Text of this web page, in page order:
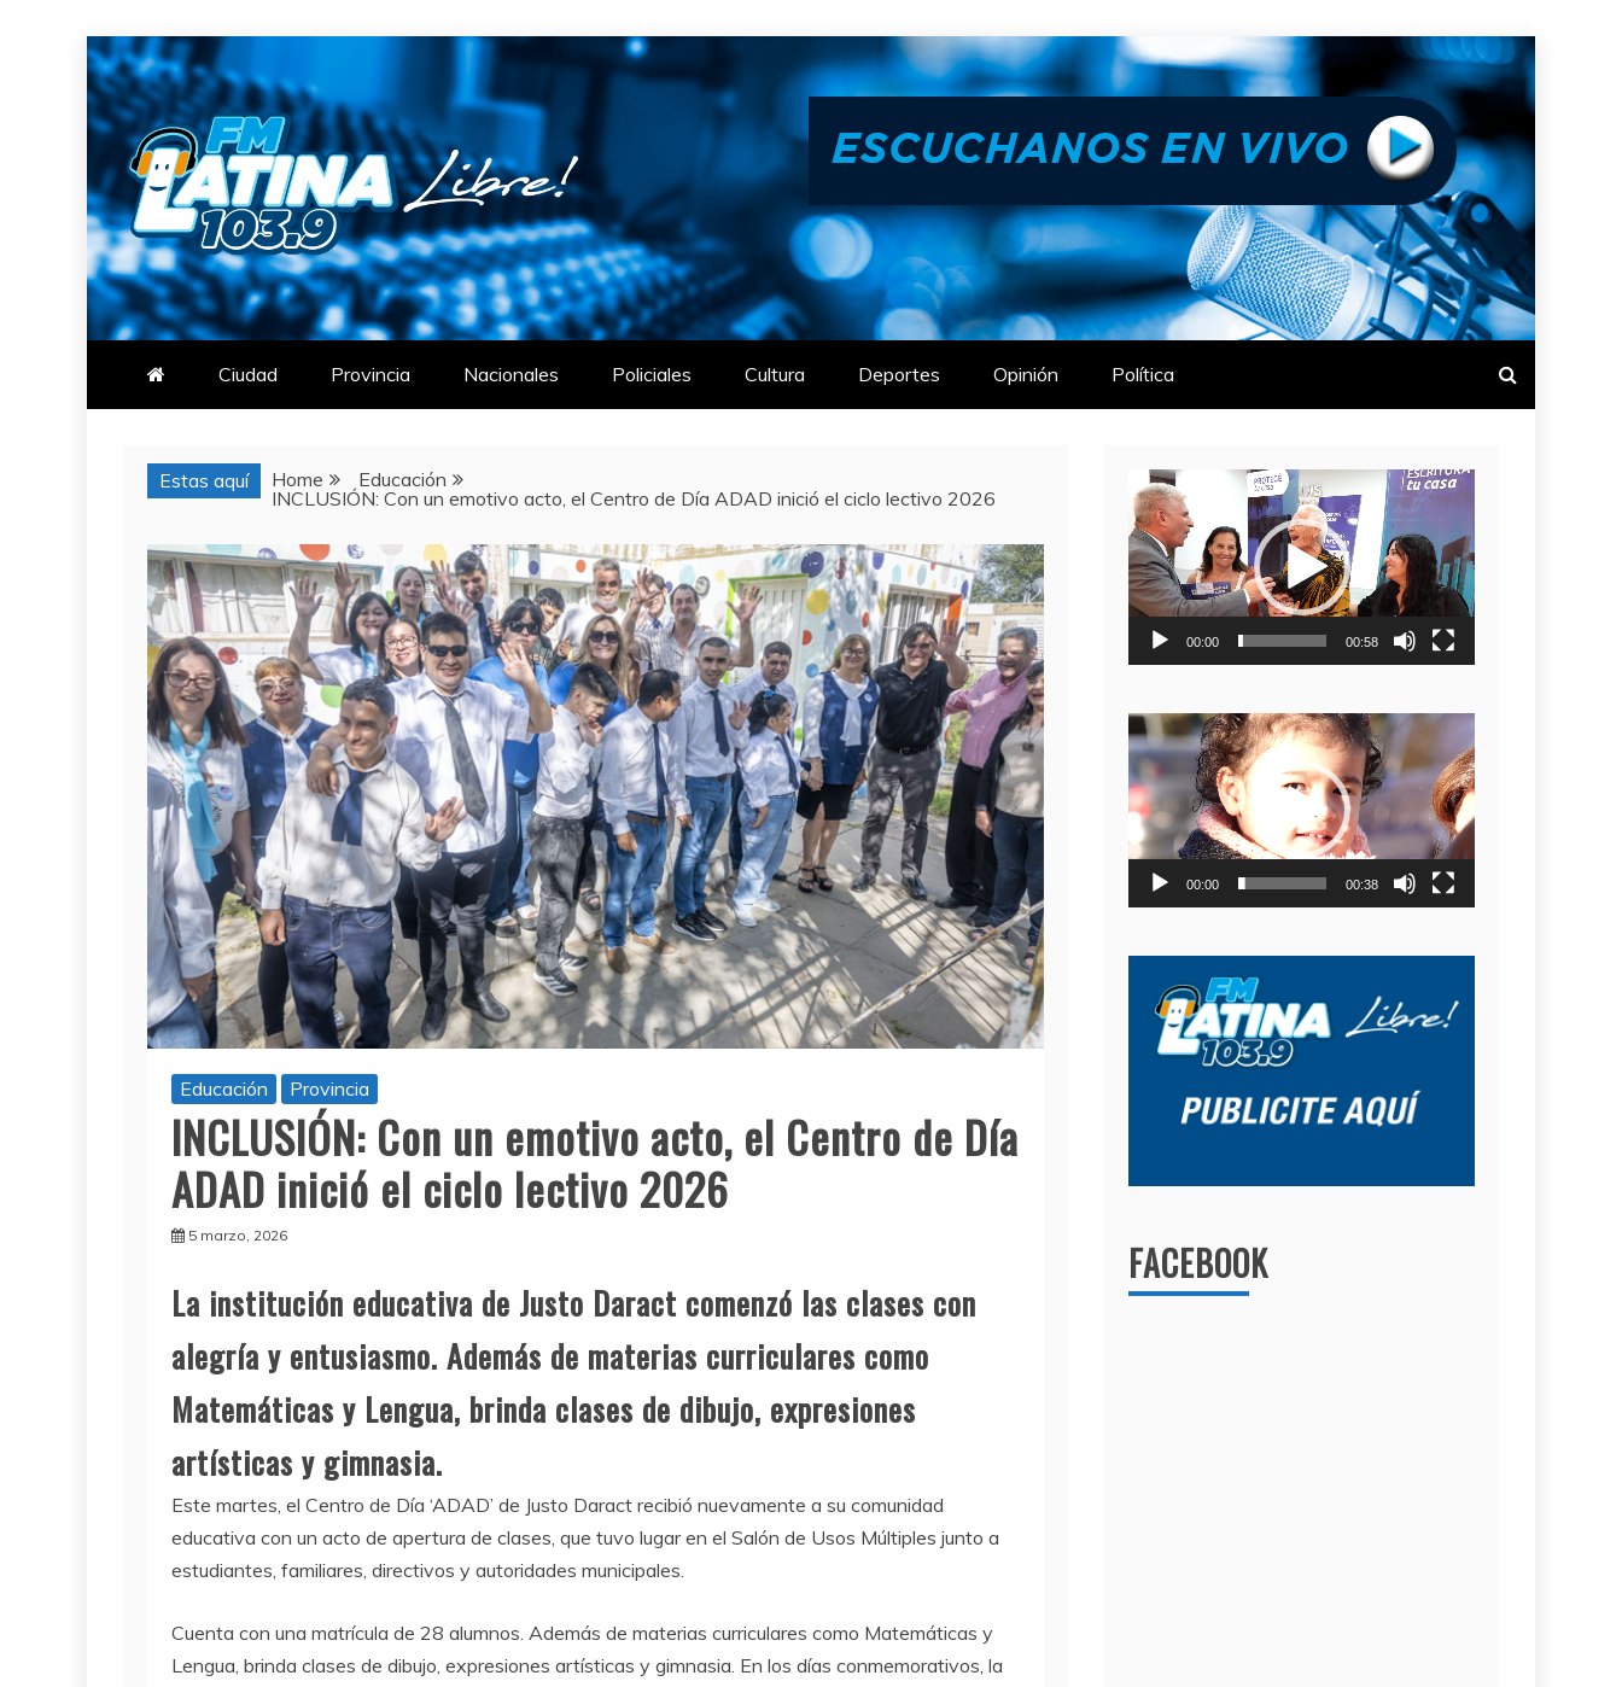
Skip
to
content
FM LATINA
NOTICIAS
Ciudad Provincia Nacionales Policiales Cultura Deportes Opinión Política
Estas aquí Home
Educación
INCLUSIÓN: Con un emotivo acto, el Centro de Día ADAD inició el ciclo lectivo 2026
Educación Provincia
INCLUSIÓN: Con un emotivo acto, el Centro de Día
ADAD inició el ciclo lectivo 2026
5 marzo, 2026
La institución educativa de Justo Daract comenzó las clases con
alegría y entusiasmo. Además de materias curriculares como
Matemáticas y Lengua, brinda clases de dibujo, expresiones
artísticas y gimnasia.
Este martes, el Centro de Día ‘ADAD’ de Justo Daract recibió nuevamente a su comunidad
educativa con un acto de apertura de clases, que tuvo lugar en el Salón de Usos Múltiples junto a
estudiantes, familiares, directivos y autoridades municipales.
Cuenta con una matrícula de 28 alumnos. Además de materias curriculares como Matemáticas y
Lengua, brinda clases de dibujo, expresiones artísticas y gimnasia. En los días conmemorativos, la
Reproductor
de
video
00:00 00:58
Reproductor
de
video
00:00 00:38
FACEBOOK